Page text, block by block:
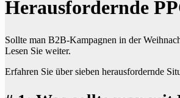
Herausfordernde
Sollte man B2B-Kampagnen in der
Lesen Sie weiter.
Erfahren Sie über sieben herausfordernde